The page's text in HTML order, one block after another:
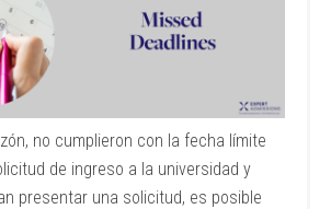
no cumplieron con la fecha límite
de ingreso a la universidad y
presentar una solicitud, es posible